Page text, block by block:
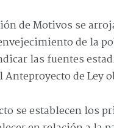
de Motivos se
de la
las fuentes
de Ley
se establecen los